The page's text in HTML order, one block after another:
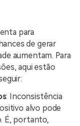
para
de gerar
aumentam. Para
aqui estão
: Inconsistência
alvo pode
É, portanto,